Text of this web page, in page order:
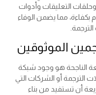
التعليقات وأدوات
بكفاءة، مما يضمن الوفاء
الناجحة هو وجود شبكة
الترجمة أو الشركات التي
أن تستفيد من بناء